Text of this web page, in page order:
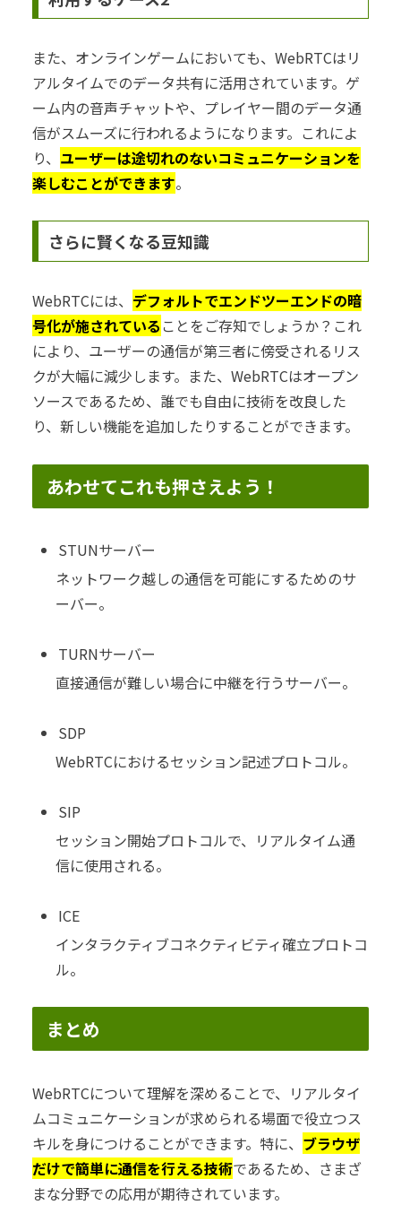
また、オンラインゲームにおいても、WebRTCはリ
アルタイムでのデータ共有に活用されています。ゲ
ーム内の音声チャットや、プレイヤー間のデータ通
信がスムーズに行われるようになります。これによ
り、 ユーザーは途切れのないコミュニケーションを
楽しむことができます。
さらに賢くなる豆知識
WebRTCには、 デフォルトでエンドツーエンドの暗
号化が施されている ことをご存知でしょうか？これ
により、ユーザーの通信が第三者に傍受されるリス
クが大幅に減少します。また、WebRTCはオープン
ソースであるため、誰でも自由に技術を改良した
り、新しい機能を追加したりすることができます。
あわせてこれも押さえよう！
STUNサーバー
ネットワーク越しの通信を可能にするためのサ
ーバー。
TURNサーバー
直接通信が難しい場合に中継を行うサーバー。
SDP
WebRTCにおけるセッション記述プロトコル。
SIP
セッション開始プロトコルで、リアルタイム通
信に使用される。
ICE
インタラクティブコネクティビティ確立プロトコ
ル。
まとめ
WebRTCについて理解を深めることで、リアルタイ
ムコミュニケーションが求められる場面で役立つス
キルを身につけることができます。特に、 ブラウザ
だけで簡単に通信を行える技術であるため、さまざ
まな分野での応用が期待されています。